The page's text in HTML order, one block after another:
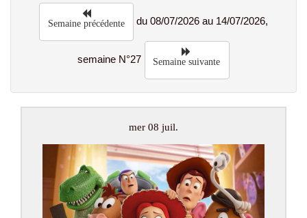
Semaine précédente du 08/07/2026 au 14/07/2026,
semaine N°27 Semaine suivante
mer 08 juil.